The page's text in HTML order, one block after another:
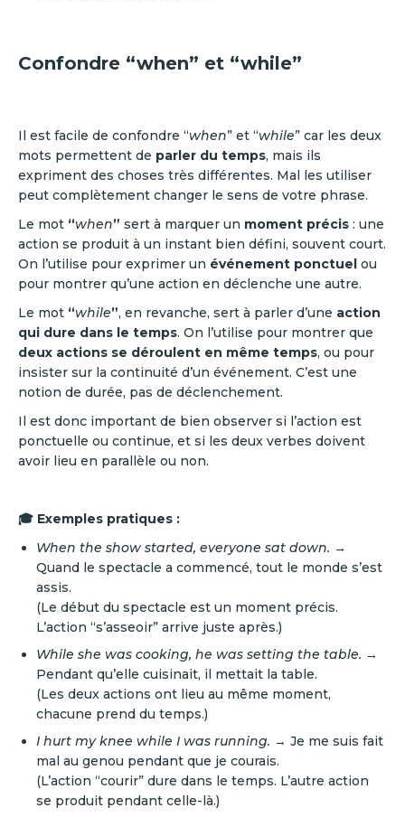
Confondre “when” et “while”
Il est facile de confondre “when” et “while” car les deux
mots permettent de parler du temps, mais ils
expriment des choses très différentes. Mal les utiliser
peut complètement changer le sens de votre phrase.
Le mot “when” sert à marquer un moment précis : une
action se produit à un instant bien défini, souvent court.
On l’utilise pour exprimer un événement ponctuel ou
pour montrer qu’une action en déclenche une autre.
Le mot “while”, en revanche, sert à parler d’une action
qui dure dans le temps. On l’utilise pour montrer que
deux actions se déroulent en même temps, ou pour
insister sur la continuité d’un événement. C’est une
notion de durée, pas de déclenchement.
Il est donc important de bien observer si l’action est
ponctuelle ou continue, et si les deux verbes doivent
avoir lieu en parallèle ou non.
🎓 Exemples pratiques :
When the show started, everyone sat down. →
Quand le spectacle a commencé, tout le monde s’est
assis.
(Le début du spectacle est un moment précis.
L’action “s’asseoir” arrive juste après.)
While she was cooking, he was setting the table. →
Pendant qu’elle cuisinait, il mettait la table.
(Les deux actions ont lieu au même moment,
chacune prend du temps.)
I hurt my knee while I was running. → Je me suis fait
mal au genou pendant que je courais.
(L’action “courir” dure dans le temps. L’autre action
se produit pendant celle-là.)